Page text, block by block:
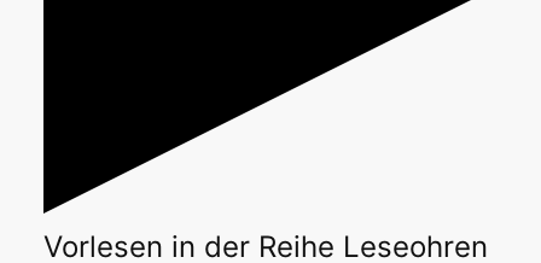
Vorlesen in der Reihe Leseohren